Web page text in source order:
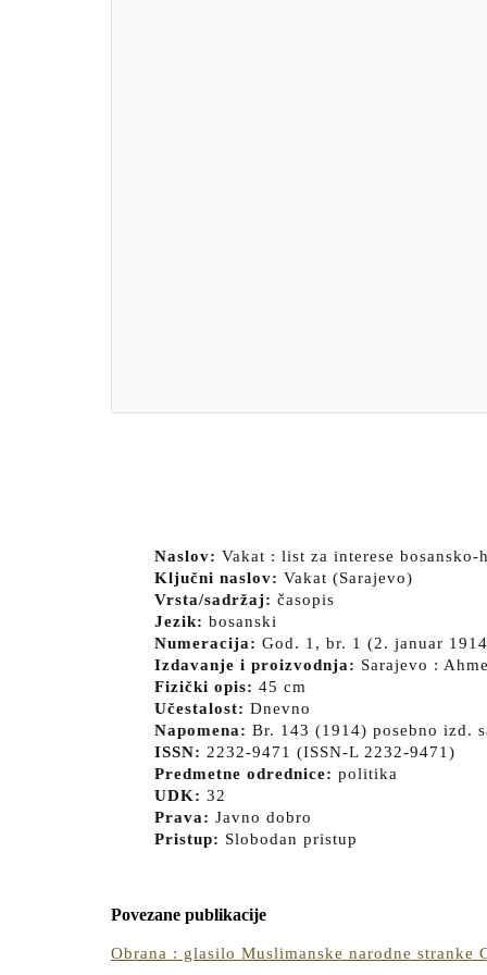
Naslov: Vakat : list za interese
Ključni naslov: Vakat (Sarajevo)
Vrsta/sadržaj: časopis
Jezik: bosanski
Numeracija: God. 1, br. 1 (2. januar
Izdavanje i proizvodnja: Sarajevo :
Fizički opis: 45 cm
Učestalost: Dnevno
Napomena: Br. 143 (1914) posebno izd.
ISSN: 2232-9471 (ISSN-L 2232-9471)
Predmetne odrednice: politika
UDK: 32
Prava: Javno dobro
Pristup: Slobodan pristup
Povezane publikacije
Obrana : glasilo Muslimanske narodne stranke